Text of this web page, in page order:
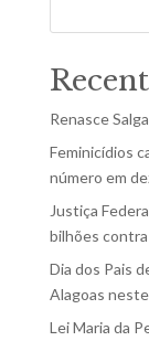
Renasce
Feminicídios
número em
Justiça
bilhões
Dia dos Pais
Alagoas
Lei Maria da